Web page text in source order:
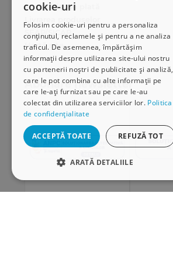
cookie-uri
Folosim cookie-uri pentru a personaliza
conținutul, reclamele și pentru a ne analiza
traficul. De asemenea, împărtășim
informații despre utilizarea site-ului nostru
cu partenerii noștri de publicitate și analiză,
care le pot combina cu alte informații pe
care le-ați furnizat sau pe care le-au
colectat din utilizarea serviciilor lor. Politica
de confidențialitate
ACCEPTĂ TOATE REFUZĂ TOT
ARATĂ DETALIILE
Modalități de plată
SEAP/SICAP
Hartă site
Cariere
Abonare newsletter